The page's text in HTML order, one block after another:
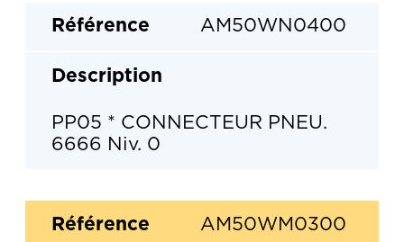
AM50WN0400
PP05 * CONNECTEUR PNEU.
6666 Niv. 0
AM50WM0300